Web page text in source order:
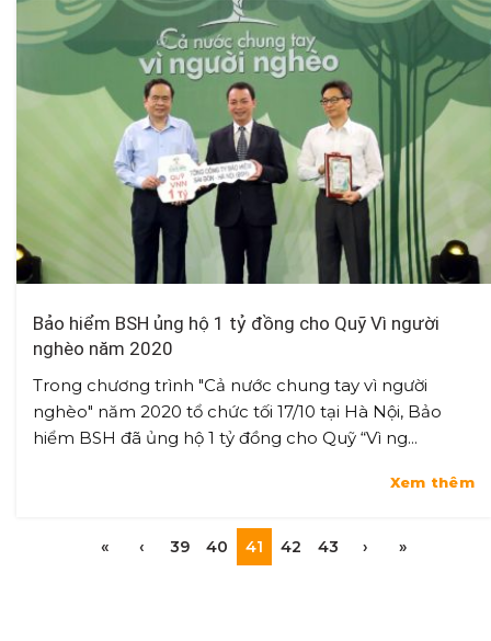
Bảo hiểm BSH ủng hộ 1 tỷ đồng cho Quỹ Vì người
nghèo năm 2020
Trong chương trình "Cả nước chung tay vì người
nghèo" năm 2020 tổ chức tối 17/10 tại Hà Nội, Bảo
hiểm BSH đã ủng hộ 1 tỷ đồng cho Quỹ “Vì ng...
Xem thêm
« ‹ 39 40 41 42 43 › »